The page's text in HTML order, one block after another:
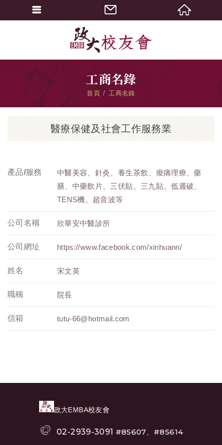
工商名錄
首頁 工商名錄
醫療保健及社會工作服務業
產品/服務
中醫美容、針灸、養生茶飲、痠痛理療、藥
膳、中藥飲片、三伏貼、三九貼、低週破、
TENS機、超音波等
姓名 宋文英
職稱 院長
信箱 tutu-66@hotmail.com
公司名稱 欣華安中醫診所
公司網址 https://www.facebook.com/xinhuann/
政大EMBA校友會
02-2939-3091 #85607、#85614